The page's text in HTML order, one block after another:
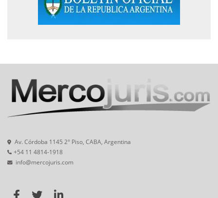
Av. Córdoba 1145 2° Piso, CABA, Argentina
+54 11 4814-1918
info@mercojuris.com